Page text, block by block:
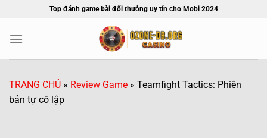
nội
Top đánh game bài đổi thưởng uy tín cho Mobi 2024
TRANG CHỦ » Review Game » Teamfight Tactics: Phiên
bản tự cô lập